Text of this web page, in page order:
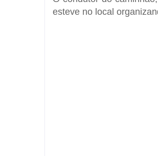
esteve no local